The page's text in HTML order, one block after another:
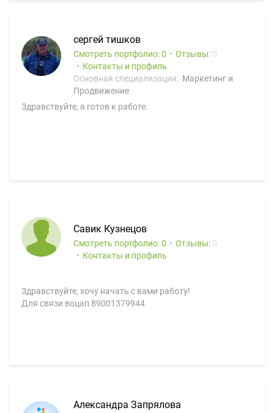
сергей тишков
Смотреть портфолио: 0 Отзывы: 0
Контакты и профиль
Основная специализация: Маркетинг и
Продвижение
Здравствуйте, я готов к работе.
Савик Кузнецов
Смотреть портфолио: 0 Отзывы: 0
Контакты и профиль
Здравствуйте, хочу начать с вами работу!
Для связи воцап 89001379944
Александра Запрялова